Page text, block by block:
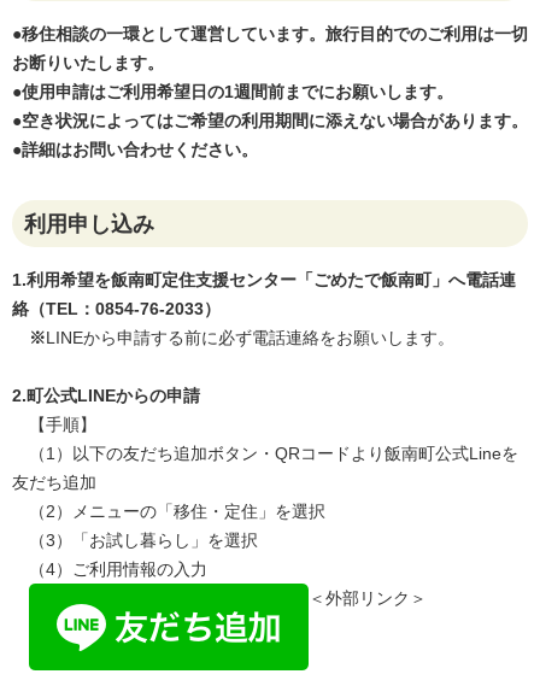
●移住相談の一環として運営しています。旅行目的でのご利用は一切
お断りいたします。
●使用申請はご利用希望日の1週間前までにお願いします。
●空き状況によってはご希望の利用期間に添えない場合があります。
​●詳細はお問い合わせください。
利用申し込み
1.利用希望を飯南町定住支援センター「ごめたで飯南町」へ電話連
絡（TEL：0854-76-2033）
※LINEから申請する前に必ず電話連絡をお願いします。
2.町公式LINEからの申請
【手順】
（1）以下の友だち追加ボタン・QRコードより飯南町公式Lineを
友だち追加
（2）メニューの「移住・定住」を選択
（3）「お試し暮らし」を選択
（4）ご利用情報の入力
＜外部リンク＞